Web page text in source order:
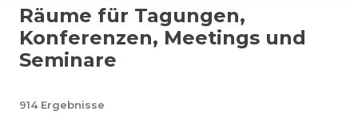
Räume für Tagungen,
Konferenzen, Meetings und
Seminare
914 Ergebnisse